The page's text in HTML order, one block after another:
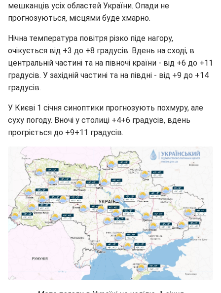
мешканців усіх областей України. Опади не
прогнозуються, місцями буде хмарно.
Нічна температура повітря різко піде нагору,
очікується від +3 до +8 градусів. Вдень на сході, в
центральній частині та на півночі країни - від +6 до +11
градусів. У західній частині та на півдні - від +9 до +14
градусів.
У Києві 1 січня синоптики прогнозують похмуру, але
суху погоду. Вночі у столиці +4+6 градусів, вдень
прогріється до +9+11 градусів.